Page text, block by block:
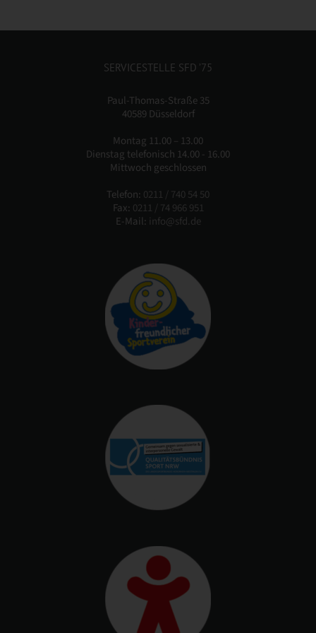
SERVICESTELLE SFD ’75
Paul-Thomas-Straße 35
40589 Düsseldorf
Montag 11.00 – 13.00
Dienstag telefonisch 14.00 - 16.00
Mittwoch geschlossen
Telefon: 0211 / 740 54 50
Fax: 0211 / 74 966 951
E-Mail: info@sfd.de